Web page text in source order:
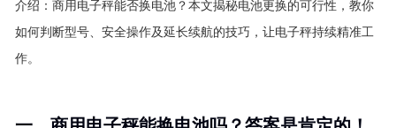
介绍： 商用电子秤能否换电池？本文揭秘电池更换的可行性，教你
如何判断型号、安全操作及延长续航的技巧，让电子秤持续精准工
作。